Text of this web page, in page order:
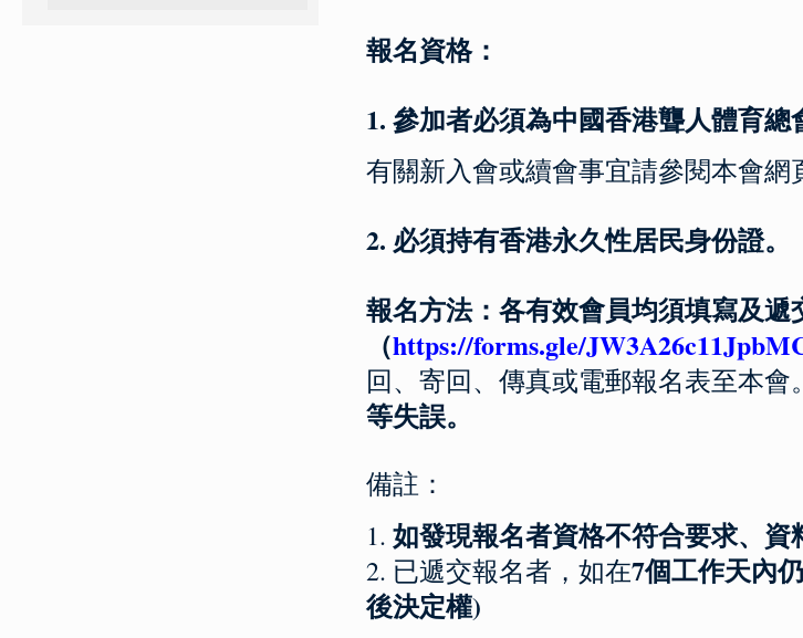
報名資格：
1. 參加者必須為中國香港聾人體育
有關新入會或續會事宜請參閱本會網
2. 必須持有香港永久性居民身份證。
報名方法：各有效會員均須填寫及遞
（https://forms.gle/
回、寄回、傳真或電郵報名表至本會
等失誤。
備註：
1.如發現報名者資格不符合要求、資
2. 已遞交報名者，如在7個工作天內
後決定權)